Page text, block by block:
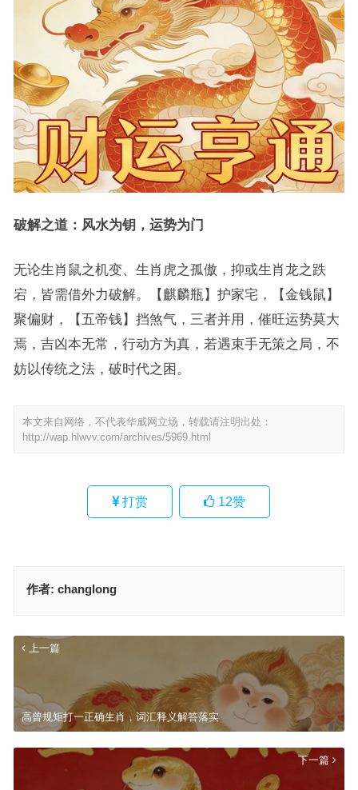
破解之道：风水为钥，运势为门
无论生肖鼠之机变、生肖虎之孤傲，抑或生肖龙之跌
宕，皆需借外力破解。【麒麟瓶】护家宅，【金钱鼠】
聚偏财，【五帝钱】挡煞气，三者并用，催旺运势莫大
焉，吉凶本无常，行动方为真，若遇束手无策之局，不
妨以传统之法，破时代之困。
本文来自网络，不代表华威网立场，转载请注明出处：
http://wap.hlwvv.com/archives/5969.html
打赏 12赞
作者: changlong
上一篇
高曾规矩打一正确生肖，词汇释义解答落实
下一篇